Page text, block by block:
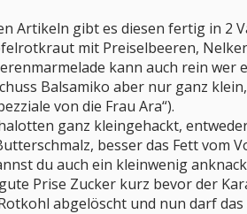
Artikeln gibt es diesen fertig in
mit Preiselbeeren,
kann auch rein wer
Balsamiko aber nur ganz
von die Frau Ara“).
ganz kleingehackt,
besser das Fett vom
du auch ein kleinwenig
Prise Zucker kurz bevor der
abgelöscht und nun darf